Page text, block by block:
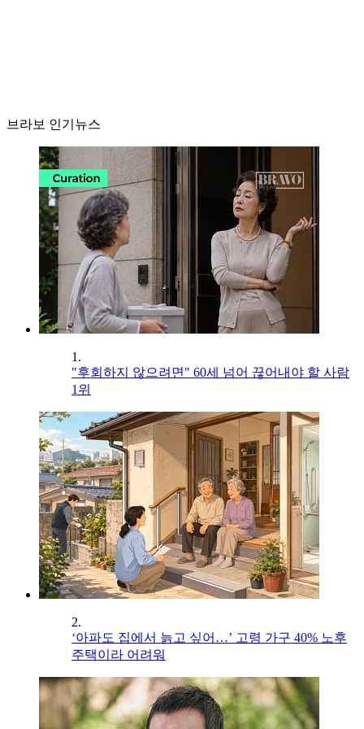
브라보 인기뉴스
1.
"후회하지 않으려면" 60세 넘어 끊어내야 할 사람
1위
2.
‘아파도 집에서 늙고 싶어…’ 고령 가구 40% 노후
주택이라 어려워